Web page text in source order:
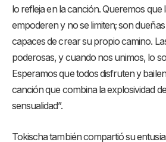
lo refleja en la canción. Queremos que
empoderen y no se limiten; son
capaces de crear su propio camino.
poderosas, y cuando nos unimos, lo
Esperamos que todos disfruten y
canción que combina la explosividad
sensualidad”.
Tokischa también compartió su